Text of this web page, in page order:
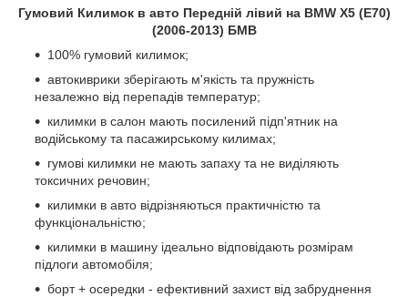
Гумовий Килимок в авто Передній лівий на BMW X5 (E70)
(2006-2013) БМВ
100% гумовий килимок;
автокиврики зберігають м'якість та пружність
незалежно від перепадів температур;
килимки в салон мають посилений підп'ятник на
водійському та пасажирському килимах;
гумові килимки не мають запаху та не виділяють
токсичних речовин;
килимки в авто відрізняються практичністю та
функціональністю;
килимки в машину ідеально відповідають розмірам
підлоги автомобіля;
борт + осередки - ефективний захист від забруднення